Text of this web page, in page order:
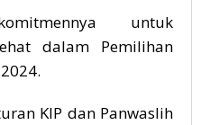
untuk
dalam Pemilihan
KIP dan Panwaslih